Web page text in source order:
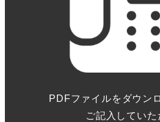
PDFファイルをダウン
ご記入していた